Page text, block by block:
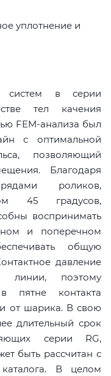
уплотнение и
в серии
тел качения
FEM-анализа был
с оптимальной
позволяющий
Благодаря
роликов,
45 градусов,
воспринимать
и поперечном
общую
давление
линии, поэтому
пятне контакта
от шарика. В свою
длительный срок
серии RG,
быть рассчитан с
В целом